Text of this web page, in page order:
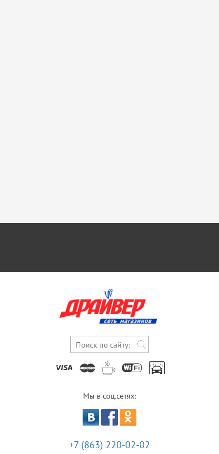
Мы в соц.сетях:
+7 (863) 220-02-02